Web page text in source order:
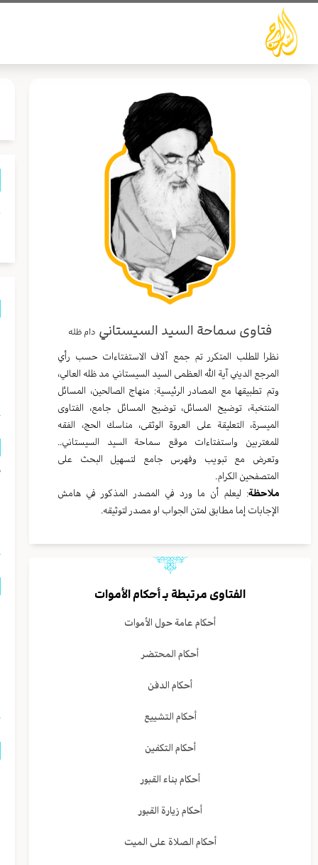
تخطي
المحتوى
فتاوى سماحة السيد السيستاني دام ظله
نظرا للطلب المتكرر تم جمع آلاف الاستفتاءات حسب رأي
المرجع الديني آية الله العظمى السيد السيستاني مد ظله العالي،
وتم تطبيقها مع المصادر الرئيسية: منهاج الصالحين، المسائل
المنتخبة، توضيح المسائل، توضيح المسائل جامع، الفتاوى
الميسرة، التعليقة على العروة الوثقى، مناسك الحج، الفقه
للمغتربين واستفتاءات موقع سماحة السيد السيستاني..
وتعرض مع تبويب وفهرس جامع لتسهيل البحث على
المتصفحين الكرام.
ملاحظة: ليعلم أن ما ورد في المصدر المذكور في هامش
الإجابات إما مطابق لمتن الجواب او مصدر لتوثيقه.
الفتاوى مرتبطة بـأحكام الأموات
أحكام عامة حول الأموات
أحكام المحتضر
أحكام الدفن
أحكام التشييع
أحكام التكفين
أحكام بناء القبور
أحكام زيارة القبور
أحكام الصلاة على الميت